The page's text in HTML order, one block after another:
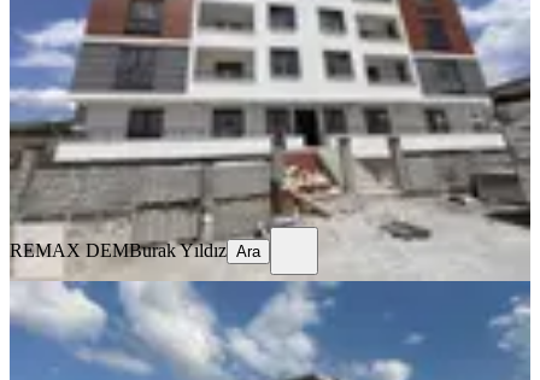
Merkez, Başbağlar Mahallesi
2+1·90 m²· 1. Kat 19.07.2026
20.000 ₺
REMAX DEMBurak Yıldız
Ara
REMAX DEMBurak Yıldız Ara
MANZARALI
%9
Remax Dem'den Merkezi Konumda
Eşyalı Kiralık 1+1 Daire